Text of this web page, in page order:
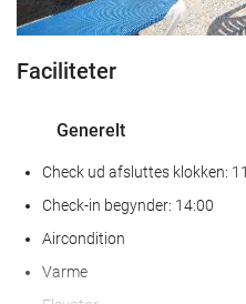
Faciliteter
Generelt
Check ud afsluttes klokken:
Check-in begynder: 14:00
Aircondition
Varme